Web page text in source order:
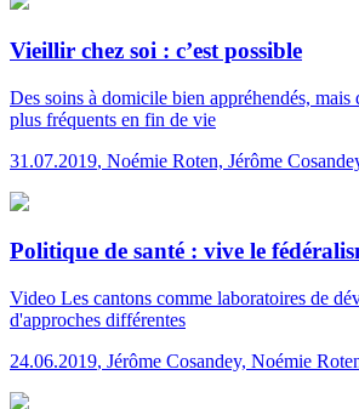
Vieillir chez soi : c’est possible
Des soins à domicile bien appréhendés, mais
plus fréquents en fin de vie
31.07.2019, Noémie Roten, Jérôme
Politique de santé : vive le
Video Les cantons comme laboratoires de
d'approches différentes
24.06.2019, Jérôme Cosandey, Noémie